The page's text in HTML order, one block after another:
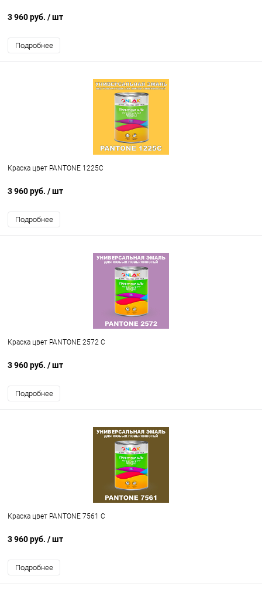
3 960 руб. / шт
Подробнее
Краска цвет PANTONE 1225C
3 960 руб. / шт
Подробнее
Краска цвет PANTONE 2572 C
3 960 руб. / шт
Подробнее
Краска цвет PANTONE 7561 C
3 960 руб. / шт
Подробнее